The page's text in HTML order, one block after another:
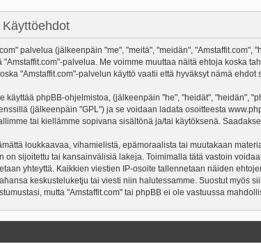
palvelua (jälkeenpäin "me", "meitä", "meidän",
"Amstaffit.com"-palvelua. Me voimme muuttaa näitä ehtoja koska
"Amstaffit.com"-palvelun käyttö vaatii että hyväksyt nämä
käyttää phpBB-ohjelmistoa, (jälkeenpäin "he", "heidät", "heidän",
(jälkeenpäin "GPL") ja se voidaan ladata osoitteesta
tai kiellämme sopivana sisältönä ja/tai käytöksenä.
loukkaavaa, vihamielistä, epämoraalista tai muutakaan
on sijoitettu tai kansainvälisiä lakeja. Toimimalla tätä vastoin
yhteyttä. Kaikkien viestien IP-osoite tallennetaan näiden
keskusteluketju tai viesti niin halutessamme. Suostut myös
mutta "Amstaffit.com" tai phpBB ei ole vastuussa